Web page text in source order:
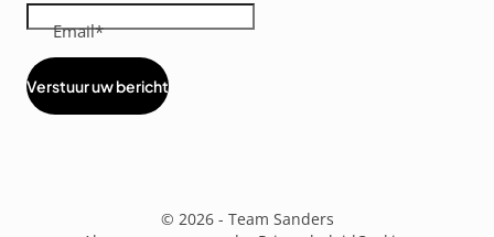
Email
Verstuur uw bericht
© 2026 - Team Sanders